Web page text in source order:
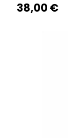
38,00 €